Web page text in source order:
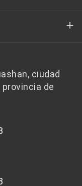
para botellas
ciudad
de